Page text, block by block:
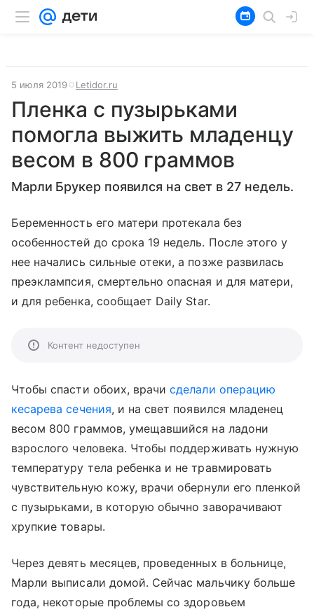
5 июля 2019 Letidor.ru
Пленка с пузырьками
помогла выжить младенцу
весом в 800 граммов
Марли Брукер появился на свет в 27 недель.
Беременность его матери протекала без
особенностей до срока 19 недель. После этого у
нее начались сильные отеки, а позже развилась
преэклампсия, смертельно опасная и для матери,
и для ребенка, сообщает Daily Star.
Контент недоступен
Чтобы спасти обоих, врачисделали операцию
кесарева сечения, и на свет появился младенец
весом 800 граммов, умещавшийся на ладони
взрослого человека. Чтобы поддерживать нужную
температуру тела ребенка и не травмировать
чувствительную кожу, врачи обернули его пленкой
с пузырьками, в которую обычно заворачивают
хрупкие товары.
Через девять месяцев, проведенных в больнице,
Марли выписали домой. Сейчас мальчику больше
года, некоторые проблемы со здоровьем